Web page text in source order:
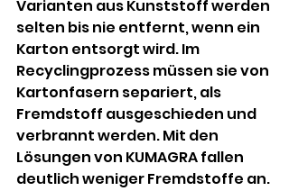
Varianten aus Kunststoff werden
selten bis nie entfernt, wenn ein
Karton entsorgt wird. Im
Recyclingprozess müssen sie von
Kartonfasern separiert, als
Fremdstoff ausgeschieden und
verbrannt werden. Mit den
Lösungen von KUMAGRA fallen
deutlich weniger Fremdstoffe an.